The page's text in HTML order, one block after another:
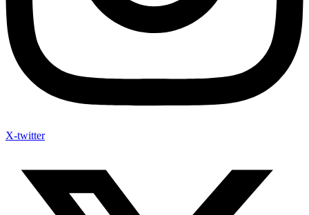
X-twitter